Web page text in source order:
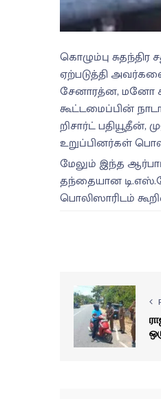
கொழும்பு
ஏற்படுத்தி
சேனாரத்ன, மனோ
கூட்டமைப்பின்
றிசார்ட்
உறுப்பினர்கள்
மேலும் இந்த
தந்தையான
பொலிஸாரிடம்